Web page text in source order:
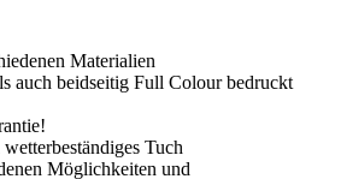
Materialien
auch beidseitig Full Colour bedruckt
Tuch
Möglichkeiten und